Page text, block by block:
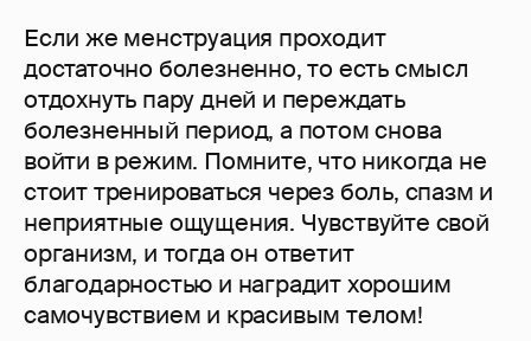
Если же менструация проходит
достаточно болезненно, то есть смысл
отдохнуть пару дней и переждать
болезненный период, а потом снова
войти в режим. Помните, что никогда не
стоит тренироваться через боль, спазм и
неприятные ощущения. Чувствуйте свой
организм, и тогда он ответит
благодарностью и наградит хорошим
самочувствием и красивым телом!